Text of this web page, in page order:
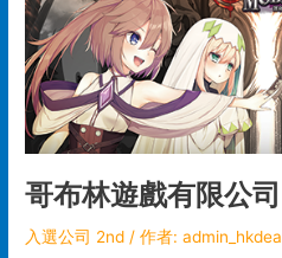
哥布林遊戲有限公司
入選公司 2nd / 作者:admin_hkdea
林
遊
戲
有
限
公